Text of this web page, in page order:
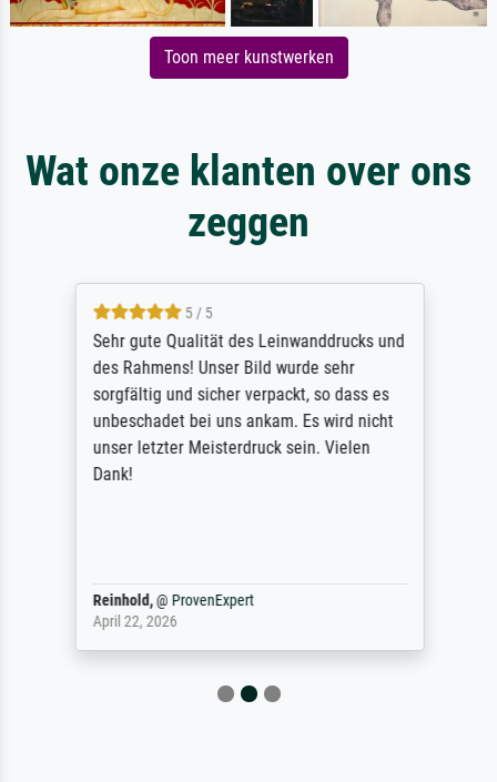
Toon meer kunstwerken
Wat onze klanten over ons
zeggen
5 / 5
Sehr gute Qualität des Leinwanddrucks und
des Rahmens! Unser Bild wurde sehr
sorgfältig und sicher verpackt, so dass es
unbeschadet bei uns ankam. Es wird nicht
unser letzter Meisterdruck sein. Vielen
Dank!
Reinhold,@ ProvenExpert
April 22, 2026